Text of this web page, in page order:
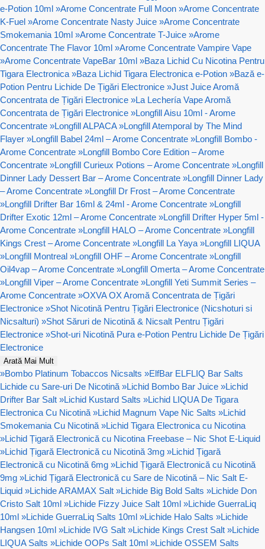
e-Potion 10ml »Arome Concentrate Full Moon »Arome Concentrate
K-Fuel »Arome Concentrate Nasty Juice »Arome Concentrate
Smokemania 10ml »Arome Concentrate T-Juice »Arome
Concentrate The Flavor 10ml »Arome Concentrate Vampire Vape
»Arome Concentrate VapeBar 10ml »Baza Lichid Cu Nicotina Pentru
Tigara Electronica »Baza Lichid Tigara Electronica e-Potion »Bază e-
Potion Pentru Lichide De Țigări Electronice »Just Juice Aromă
Concentrata de Țigări Electronice »La Lechería Vape Aromă
Concentrata de Țigări Electronice »Longfill Aisu 10ml - Arome
Concentrate »Longfill ALPACA »Longfill Atemporal by The Mind
Flayer »Longfill Babel 24ml – Arome Concentrate »Longfill Bombo -
Arome Concentrate »Longfill Bombo Core Edition – Arome
Concentrate »Longfill Curieux Potions – Arome Concentrate »Longfill
Dinner Lady Dessert Bar – Arome Concentrate »Longfill Dinner Lady
– Arome Concentrate »Longfill Dr Frost – Arome Concentrate
»Longfill Drifter Bar 16ml & 24ml - Arome Concentrate »Longfill
Drifter Exotic 12ml – Arome Concentrate »Longfill Drifter Hyper 5ml -
Arome Concentrate »Longfill HALO – Arome Concentrate »Longfill
Kings Crest – Arome Concentrate »Longfill La Yaya »Longfill LIQUA
»Longfill Montreal »Longfill OHF – Arome Concentrate »Longfill
Oil4vap – Arome Concentrate »Longfill Omerta – Arome Concentrate
»Longfill Viper – Arome Concentrate »Longfill Yeti Summit Series –
Arome Concentrate »OXVA OX Aromă Concentrata de Țigări
Electronice »Shot Nicotină Pentru Țigări Electronice (Nicshoturi si
Nicsalturi) »Shot Săruri de Nicotină & Nicsalt Pentru Țigări
Electronice »Shot-uri Nicotină Pura e-Potion Pentru Lichide De Țigări
Electronice
Arată Mai Mult
»Bombo Platinum Tobaccos Nicsalts »ElfBar ELFLIQ Bar Salts
Lichide cu Sare-uri De Nicotină »Lichid Bombo Bar Juice »Lichid
Drifter Bar Salt »Lichid Kustard Salts »Lichid LIQUA De Tigara
Electronica Cu Nicotină »Lichid Magnum Vape Nic Salts »Lichid
Smokemania Cu Nicotină »Lichid Tigara Electronica cu Nicotina
»Lichid Țigară Electronică cu Nicotina Freebase – Nic Shot E-Liquid
»Lichid Țigară Electronică cu Nicotină 3mg »Lichid Țigară
Electronică cu Nicotină 6mg »Lichid Țigară Electronică cu Nicotină
9mg »Lichid Țigară Electronică cu Sare de Nicotină – Nic Salt E-
Liquid »Lichide ARAMAX Salt »Lichide Big Bold Salts »Lichide Don
Cristo Salt 10ml »Lichide Fizzy Juice Salt 10ml »Lichide GuerraLiq
10ml »Lichide GuerraLiq Salts 10ml »Lichide Halo Salts »Lichide
Hangsen 10ml »Lichide IVG Salt »Lichide Kings Crest Salt »Lichide
LIQUA Salts »Lichide OOPs Salt 10ml »Lichide OSSEM Salts